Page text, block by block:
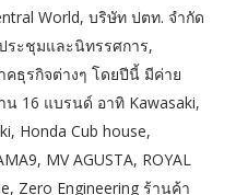
World, บริษัท ปตท. จำกัด
ระชุมและนิทรรศการ,
ธุรกิจต่างๆ โดยปีนี้ มีค่าย
16 แบรนด์ อาทิ Kawasaki,
Honda Cub house,
MV AGUSTA, ROYAL
Zero Engineering ร้านค้า